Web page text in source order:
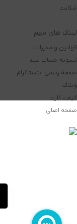
شکایت
لینک های مهم
قوانین و مقررات
تسویه حساب سبد
صفحه رسمی اینستاگرام
وبلاگ
گیفت کارت
صفحه اصلی